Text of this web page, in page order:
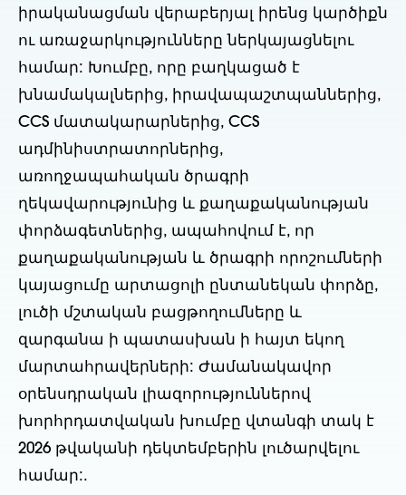
իրականացման վերաբերյալ իրենց կարծիքն
ու առաջարկությունները ներկայացնելու
համար: Խումբը, որը բաղկացած է
խնամակալներից, իրավապաշտպաններից,
CCS մատակարարներից, CCS
ադմինիստրատորներից,
առողջապահական ծրագրի
ղեկավարությունից և քաղաքականության
փորձագետներից, ապահովում է, որ
քաղաքականության և ծրագրի որոշումների
կայացումը արտացոլի ընտանեկան փորձը,
լուծի մշտական բացթողումները և
զարգանա ի պատասխան ի հայտ եկող
մարտահրավերների: Ժամանակավոր
օրենսդրական լիազորություններով
խորհրդատվական խումբը վտանգի տակ է
2026 թվականի դեկտեմբերին լուծարվելու
համար:.